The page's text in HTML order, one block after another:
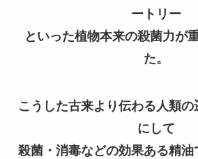
ートリー
といった植物本来の殺菌力が
た。
こうした古来より伝わる人類
にして
殺菌・消毒などの効果ある精油